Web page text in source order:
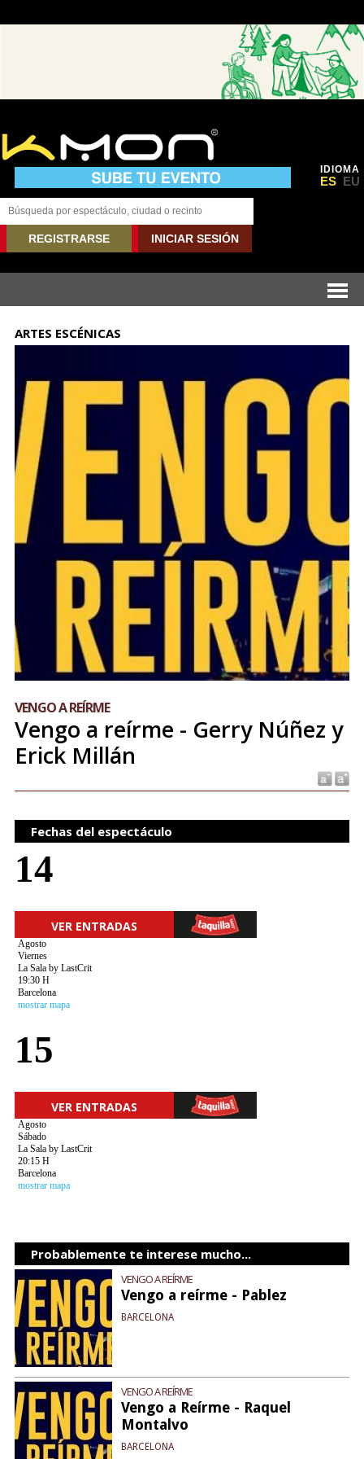
IDIOMA
ES EU
REGISTRARSE INICIAR SESIÓN
ARTES ESCÉNICAS
VENGO A REÍRME
Vengo a reírme - Gerry Núñez y
Erick Millán
Fechas del espectáculo
14
VER ENTRADAS
Agosto
Viernes
La Sala by LastCrit
19:30 H
Barcelona
mostrar mapa
15
VER ENTRADAS
Agosto
Sábado
La Sala by LastCrit
20:15 H
Barcelona
mostrar mapa
Probablemente te interese mucho...
VENGO A REÍRME
Vengo a reírme - Pablez
BARCELONA
VENGO A REÍRME
Vengo a Reírme - Raquel
Montalvo
BARCELONA